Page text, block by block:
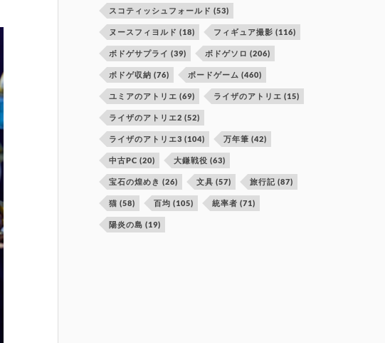
スコティッシュフォールド (53)
ヌースフィヨルド (18) フィギュア撮影 (116)
ボドゲサプライ (39) ボドゲソロ (206)
ボドゲ収納 (76) ボードゲーム (460)
ユミアのアトリエ (69) ライザのアトリエ (15)
ライザのアトリエ2 (52)
ライザのアトリエ3 (104) 万年筆 (42)
中古PC (20) 大鎌戦役 (63)
宝石の煌めき (26) 文具 (57) 旅行記 (87)
猫 (58) 百均 (105) 統率者 (71)
陽炎の島 (19)